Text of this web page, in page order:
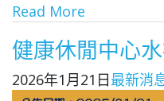
Read More
健康休閒中心
2026年1月21日最新消